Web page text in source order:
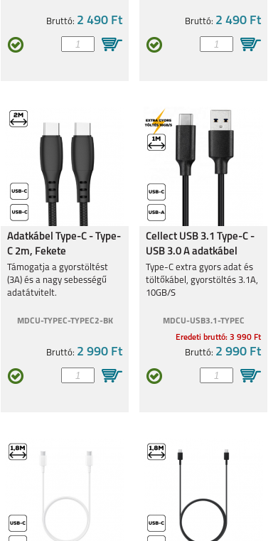
Bruttó: 2 490 Ft Bruttó: 2 490 Ft
Adatkábel Type-C - Type-
C 2m, Fekete
Támogatja a gyorstöltést
(3A) és a nagy sebességű
adatátvitelt.
MDCU-TYPEC-TYPEC2-BK
Bruttó: 2 990 Ft
Cellect USB 3.1 Type-C -
USB 3.0 A adatkábel
Type-C extra gyors adat és
töltőkábel, gyorstöltés 3.1A,
10GB/S
MDCU-USB3.1-TYPEC
Eredeti bruttó: 3 990 Ft
Bruttó: 2 990 Ft